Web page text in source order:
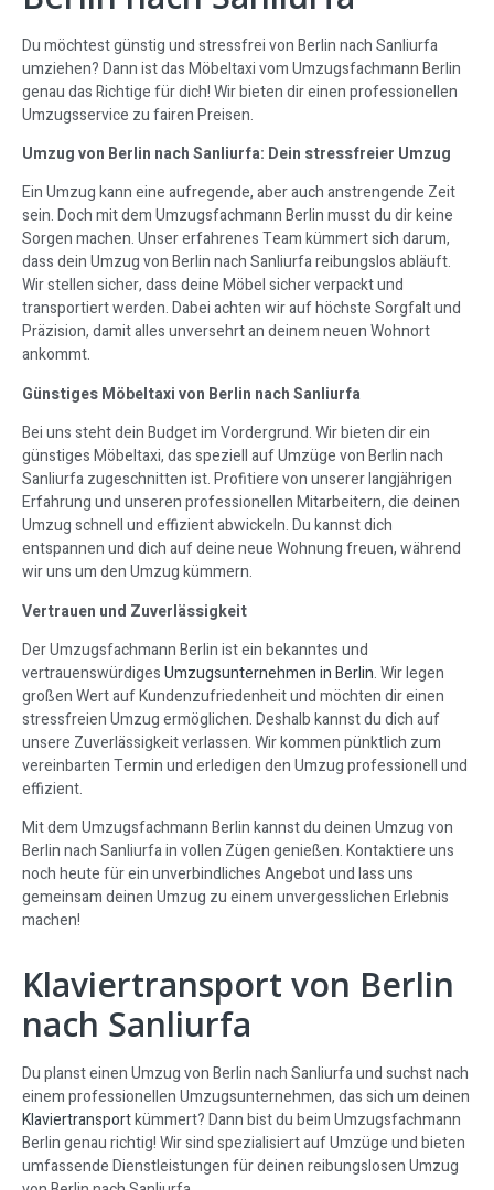
Du möchtest günstig und stressfrei von Berlin nach Sanliurfa
umziehen? Dann ist das Möbeltaxi vom Umzugsfachmann Berlin
genau das Richtige für dich! Wir bieten dir einen professionellen
Umzugsservice zu fairen Preisen.
Umzug von Berlin nach Sanliurfa: Dein stressfreier Umzug
Ein Umzug kann eine aufregende, aber auch anstrengende Zeit
sein. Doch mit dem Umzugsfachmann Berlin musst du dir keine
Sorgen machen. Unser erfahrenes Team kümmert sich darum,
dass dein Umzug von Berlin nach Sanliurfa reibungslos abläuft.
Wir stellen sicher, dass deine Möbel sicher verpackt und
transportiert werden. Dabei achten wir auf höchste Sorgfalt und
Präzision, damit alles unversehrt an deinem neuen Wohnort
ankommt.
Günstiges Möbeltaxi von Berlin nach Sanliurfa
Bei uns steht dein Budget im Vordergrund. Wir bieten dir ein
günstiges Möbeltaxi, das speziell auf Umzüge von Berlin nach
Sanliurfa zugeschnitten ist. Profitiere von unserer langjährigen
Erfahrung und unseren professionellen Mitarbeitern, die deinen
Umzug schnell und effizient abwickeln. Du kannst dich
entspannen und dich auf deine neue Wohnung freuen, während
wir uns um den Umzug kümmern.
Vertrauen und Zuverlässigkeit
Der Umzugsfachmann Berlin ist ein bekanntes und
vertrauenswürdigesUmzugsunternehmen in Berlin. Wir legen
großen Wert auf Kundenzufriedenheit und möchten dir einen
stressfreien Umzug ermöglichen. Deshalb kannst du dich auf
unsere Zuverlässigkeit verlassen. Wir kommen pünktlich zum
vereinbarten Termin und erledigen den Umzug professionell und
effizient.
Mit dem Umzugsfachmann Berlin kannst du deinen Umzug von
Berlin nach Sanliurfa in vollen Zügen genießen. Kontaktiere uns
noch heute für ein unverbindliches Angebot und lass uns
gemeinsam deinen Umzug zu einem unvergesslichen Erlebnis
machen!
Klaviertransport von Berlin
nach Sanliurfa
Du planst einen Umzug von Berlin nach Sanliurfa und suchst nach
einem professionellen Umzugsunternehmen, das sich um deinen
Klaviertransportkümmert? Dann bist du beim Umzugsfachmann
Berlin genau richtig! Wir sind spezialisiert auf Umzüge und bieten
umfassende Dienstleistungen für deinen reibungslosen Umzug